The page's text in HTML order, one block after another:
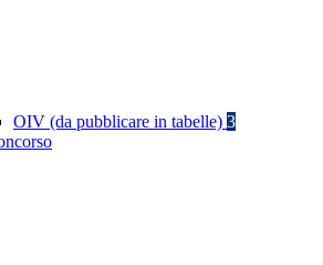
OIV (da pubblicare in tabelle) 3